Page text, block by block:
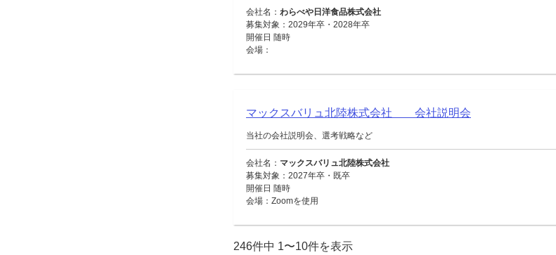
会社名： わらべや日洋食品株式会社
募集対象：2029年卒・2028年卒
開催日 随時
会場：
マックスバリュ北陸株式会社 会社説明会
当社の会社説明会、選考戦略など
会社名： マックスバリュ北陸株式会社
募集対象：2027年卒・既卒
開催日 随時
会場：Zoomを使用
246件中 1〜10件を表示